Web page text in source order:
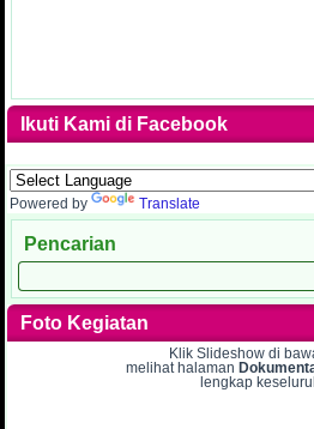
Ikuti Kami di Facebook
Powered by Translate
Pencarian
Foto Kegiatan
Klik Slideshow di
melihat halaman
lengkap